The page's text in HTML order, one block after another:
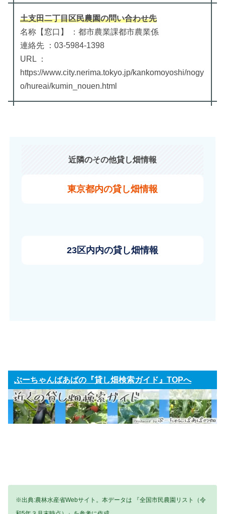
土支田二丁目区民農園の問い合わせ先
名称【窓口】 ：都市農業課都市農業係
連絡先 ：03-5984-1398
URL ：
https://www.city.nerima.tokyo.jp/kankomoyoshi/nogy
o/hureai/kumin_nouen.html
近隣のその他貸し畑情報
東京都内の貸し畑情報
23区内内の貸し畑情報
ぶーちゃんばあばの『貸し畑検索ガイド』TOPへ
※出典:農林水産省Webサイト。本データは 『全国市民農園リスト（令